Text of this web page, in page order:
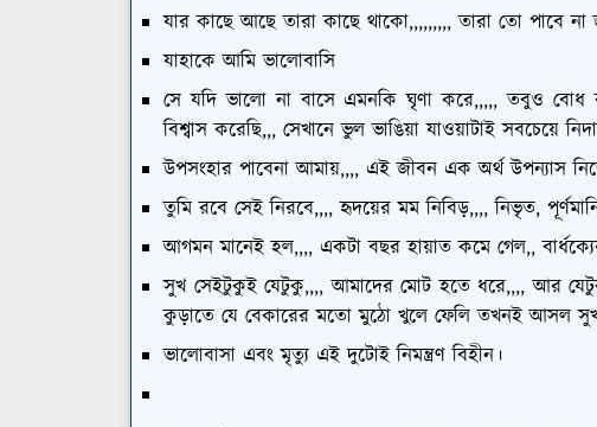
যার কাছে আছে তারা কাছে থাকো,,,,,,,,, তারা তো পাবে
যাহাকে আমি ভালোবাসি
সে যদি ভালো না বাসে এমনকি ঘৃণা করে,,,,, তবুও বোধ
বিশ্বাস করেছি,,, সেখানে ভুল ভাঙিয়া যাওয়াটাই সবচেয়ে
উপসংহার পাবেনা আমায়,,,, এই জীবন এক অর্থ উপন্যাস
তুমি রবে সেই নিরবে,,,, হৃদয়ের মম নিবিড়,,,, নিভৃত,
আগমন মানেই হল,,,, একটা বছর হায়াত কমে গেল,,
সুখ সেইটুকুই যেটুকু,,,, আমাদের মোট হতে ধরে,,,, আর
কুড়াতে যে বেকারের মতো মুঠো খুলে ফেলি তখনই আসল সুখ
ভালোবাসা এবং মৃত্যু এই দুটোই নিমন্ত্রণ বিহীন।